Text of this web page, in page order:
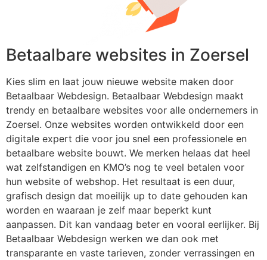
Betaalbare websites in Zoersel
Kies slim en laat jouw nieuwe website maken door
Betaalbaar Webdesign. Betaalbaar Webdesign maakt
trendy en betaalbare websites voor alle ondernemers in
Zoersel. Onze websites worden ontwikkeld door een
digitale expert die voor jou snel een professionele en
betaalbare website bouwt. We merken helaas dat heel
wat zelfstandigen en KMO’s nog te veel betalen voor
hun website of webshop. Het resultaat is een duur,
grafisch design dat moeilijk up to date gehouden kan
worden en waaraan je zelf maar beperkt kunt
aanpassen. Dit kan vandaag beter en vooral eerlijker. Bij
Betaalbaar Webdesign werken we dan ook met
transparante en vaste tarieven, zonder verrassingen en